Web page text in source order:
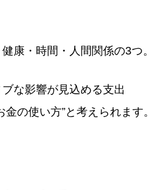
康・時間・人間関係の3つ。
な影響が見込める支出
金の使い方”と考えられます。